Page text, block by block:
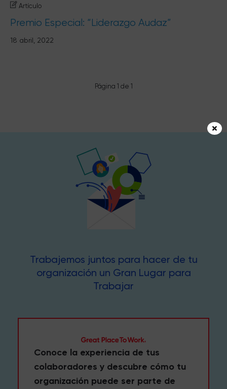
Artículo
Premio Especial: “Liderazgo Audaz”
18 abril, 2022
Página 1 de 1
Trabajemos juntos para hacer de tu
organización un Gran Lugar para
Trabajar
Conoce la experiencia de tus
colaboradores y descubre cómo tu
organización puede ser parte de